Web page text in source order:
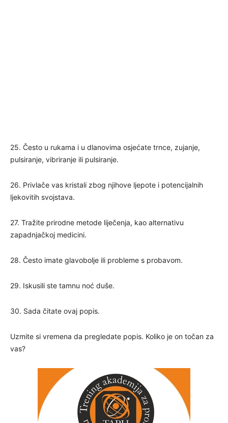
25. Često u rukama i u dlanovima osjećate trnce, zujanje,
pulsiranje, vibriranje ili pulsiranje.
26. Privlače vas kristali zbog njihove ljepote i potencijalnih
ljekovitih svojstava.
27. Tražite prirodne metode liječenja, kao alternativu
zapadnjačkoj medicini.
28. Često imate glavobolje ili probleme s probavom.
29. Iskusili ste tamnu noć duše.
30. Sada čitate ovaj popis.
Uzmite si vremena da pregledate popis. Koliko je on točan za
vas?